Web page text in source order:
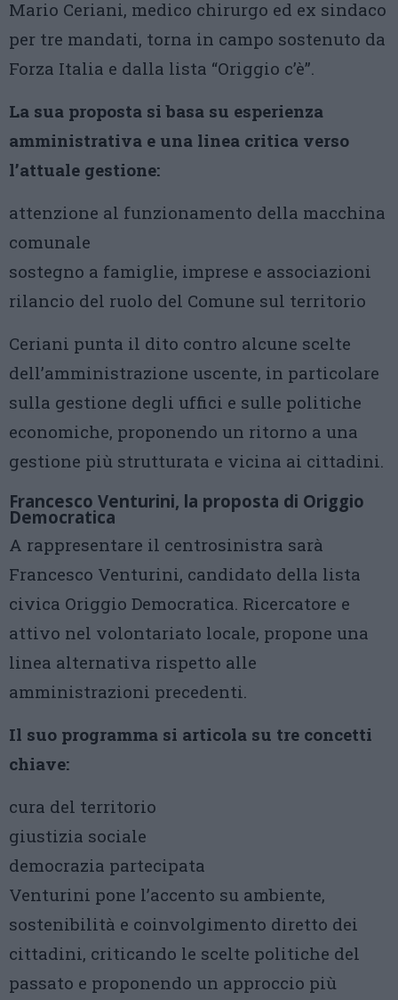
Mario Ceriani, medico chirurgo ed ex sindaco
per tre mandati, torna in campo sostenuto da
Forza Italia e dalla lista “Origgio c’è”.
La sua proposta si basa su esperienza
amministrativa e una linea critica verso
l’attuale gestione:
attenzione al funzionamento della macchina
comunale
sostegno a famiglie, imprese e associazioni
rilancio del ruolo del Comune sul territorio
Ceriani punta il dito contro alcune scelte
dell’amministrazione uscente, in particolare
sulla gestione degli uffici e sulle politiche
economiche, proponendo un ritorno a una
gestione più strutturata e vicina ai cittadini.
Francesco Venturini, la proposta di Origgio
Democratica
A rappresentare il centrosinistra sarà
Francesco Venturini, candidato della lista
civica Origgio Democratica. Ricercatore e
attivo nel volontariato locale, propone una
linea alternativa rispetto alle
amministrazioni precedenti.
Il suo programma si articola su tre concetti
chiave:
cura del territorio
giustizia sociale
democrazia partecipata
Venturini pone l’accento su ambiente,
sostenibilità e coinvolgimento diretto dei
cittadini, criticando le scelte politiche del
passato e proponendo un approccio più